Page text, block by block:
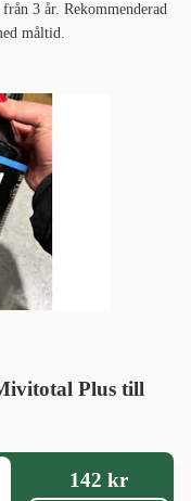
3 år. Rekommenderad
måltid.
Plus till
142 kr